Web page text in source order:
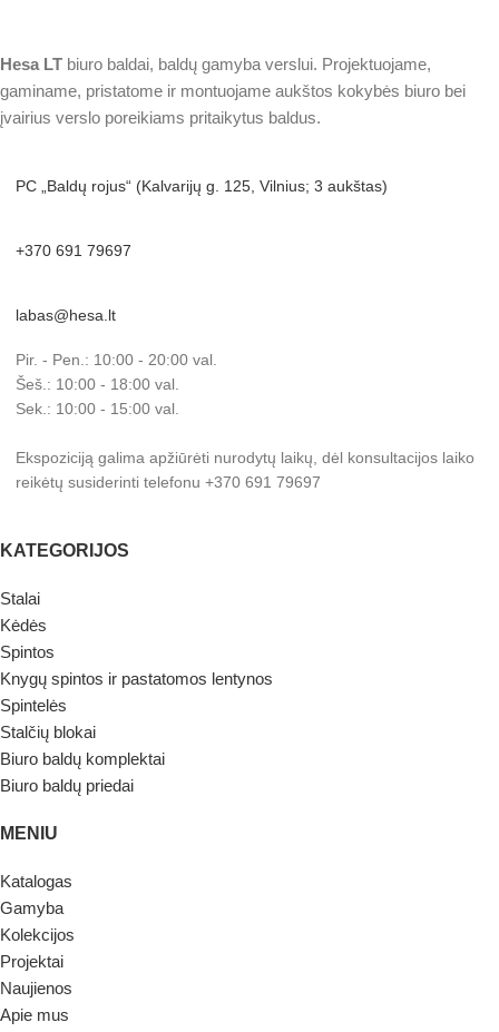
Hesa LT biuro baldai, baldų gamyba verslui. Projektuojame,
gaminame, pristatome ir montuojame aukštos kokybės biuro bei
įvairius verslo poreikiams pritaikytus baldus.
PC „Baldų rojus“ (Kalvarijų g. 125, Vilnius; 3 aukštas)
+370 691 79697
labas@hesa.lt
Pir. - Pen.: 10:00 - 20:00 val.
Šeš.: 10:00 - 18:00 val.
Sek.: 10:00 - 15:00 val.
Ekspoziciją galima apžiūrėti nurodytų laikų, dėl konsultacijos laiko
reikėtų susiderinti telefonu +370 691 79697
KATEGORIJOS
Stalai
Kėdės
Spintos
Knygų spintos ir pastatomos lentynos
Spintelės
Stalčių blokai
Biuro baldų komplektai
Biuro baldų priedai
MENIU
Katalogas
Gamyba
Kolekcijos
Projektai
Naujienos
Apie mus